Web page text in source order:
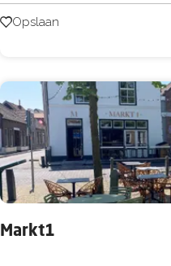
t
i
o
n
a
i
e
k
s
T
v
Opslaan
Opslaan
Markt1